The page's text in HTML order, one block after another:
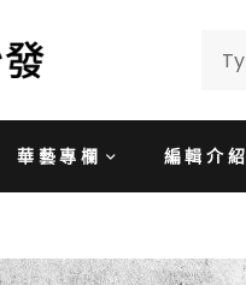
華藝專欄 編輯介紹